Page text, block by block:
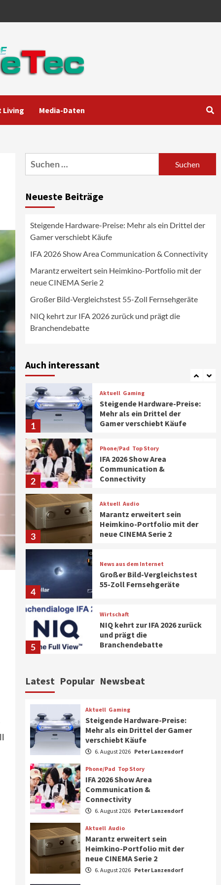
Living Media-Daten
Suchen
nach:
Neueste Beiträge
Steigende Hardware-Preise: Mehr als ein Drittel der
Gamer verschiebt Käufe
IFA 2026 Show Area Communication & Connectivity
Marantz erweitert sein Heimkino-Portfolio mit der
neue CINEMA Serie 2
Großer Bild-Vergleichstest 55-Zoll Fernsehgeräte
NIQ kehrt zur IFA 2026 zurück und prägt die
Branchendebatte
Auch interessant
Marantz erweitert sein
4
News aus dem Internet
55-Zoll Fernsehgeräte
5
Wirtschaft
NIQ kehrt zur IFA 2026 zurück
Branchendebatte
6
Aktuell
in strategisch wichtigen
Märkten aus
7
Ventilatoren
1
Aktuell Gaming
Steigende Hardware-Preise:
Mehr als ein Drittel der
Gamer verschiebt Käufe
2
Phone/Pad Top Story
IFA 2026 Show Area
Communication &
Connectivity
3
Aktuell Audio
Marantz erweitert sein
Heimkino-Portfolio mit der
neue CINEMA Serie 2
4
News aus dem Internet
Großer Bild-Vergleichstest
55-Zoll Fernsehgeräte
5
Wirtschaft
NIQ kehrt zur IFA 2026 zurück
und prägt die
Branchendebatte
6
CHERRY baut Vertriebsteam
7
Smart Living Top Story
Verbraucher setzen immer
mehr auf Klimageräte und
Ventilatoren
1
Aktuell Gaming
Steigende Hardware-Preise:
Mehr als ein Drittel der
Gamer verschiebt Käufe
Phone/Pad Top Story
IFA 2026 Show Area
Communication &
Connectivity
Latest Popular Newsbeat
Aktuell Gaming
Steigende Hardware-Preise:
Mehr als ein Drittel der Gamer
verschiebt Käufe
6. August 2026 Peter Lanzendorf
Phone/Pad Top Story
IFA 2026 Show Area
Communication &
Connectivity
6. August 2026 Peter Lanzendorf
Aktuell Audio
Marantz erweitert sein
Heimkino-Portfolio mit der
neue CINEMA Serie 2
6. August 2026 Peter Lanzendorf